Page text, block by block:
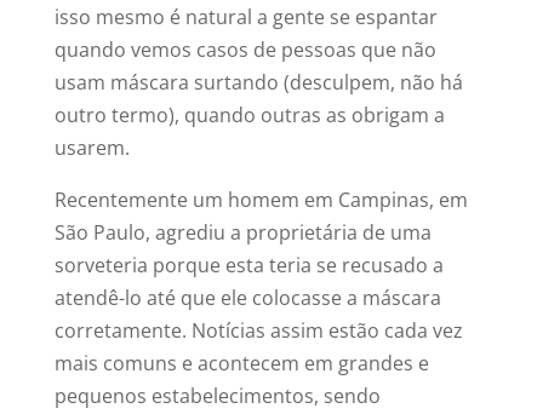
isso mesmo é natural a gente se espantar
quando vemos casos de pessoas que não
usam máscara surtando (desculpem, não há
outro termo), quando outras as obrigam a
usarem.
Recentemente um homem em Campinas, em
São Paulo, agrediu a proprietária de uma
sorveteria porque esta teria se recusado a
atendê-lo até que ele colocasse a máscara
corretamente. Notícias assim estão cada vez
mais comuns e acontecem em grandes e
pequenos estabelecimentos, sendo